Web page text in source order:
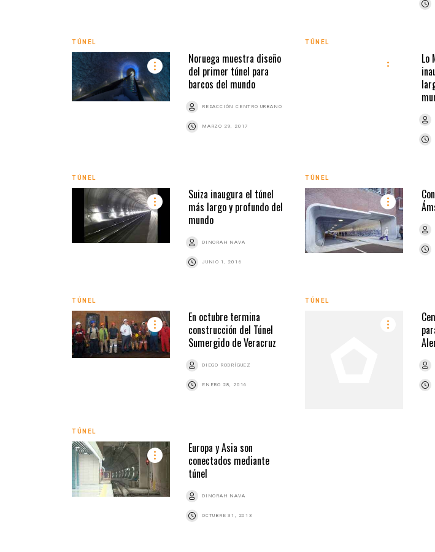
TÚNEL
Noruega muestra diseño
del primer túnel para
barcos del mundo
REDACCIÓN CENTRO URBANO
MARZO 29, 2017
TÚNEL
Lo
TÚNEL
Suiza inaugura el túnel
más largo y profundo del
mundo
DINORAH NAVA
JUNIO 1, 2016
TÚNEL
TÚNEL
En octubre termina
construcción del Túnel
Sumergido de Veracruz
DIEGO RODRÍGUEZ
ENERO 28, 2016
TÚNEL
TÚNEL
Europa y Asia son
conectados mediante
túnel
DINORAH NAVA
OCTUBRE 31, 2013